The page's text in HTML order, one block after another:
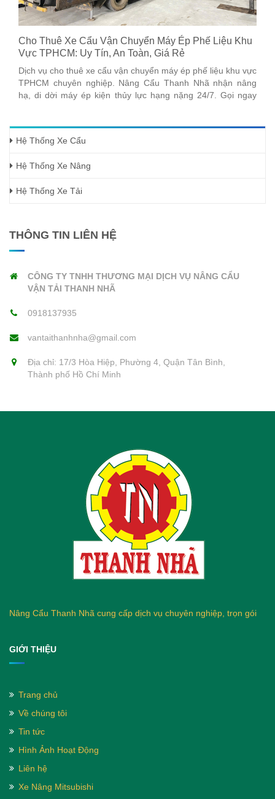
Cho Thuê Xe Cẩu Vận Chuyển Máy Ép Phế Liệu Khu
Vực TPHCM: Uy Tín, An Toàn, Giá Rẻ
Dịch vụ cho thuê xe cẩu vận chuyển máy ép phế liệu khu vực
TPHCM chuyên nghiệp. Nâng Cẩu Thanh Nhã nhận nâng
hạ, di dời máy ép kiện thủy lực hạng nặng 24/7. Gọi ngay
Hệ Thống Xe Cẩu
Hệ Thống Xe Nâng
Hệ Thống Xe Tải
THÔNG TIN LIÊN HỆ
CÔNG TY TNHH THƯƠNG MẠI DỊCH VỤ NÂNG CẨU
VẬN TẢI THANH NHÃ
0918137935
vantaithanhnha@gmail.com
Địa chỉ: 17/3 Hòa Hiệp, Phường 4, Quận Tân Bình,
Thành phố Hồ Chí Minh
Nâng Cẩu Thanh Nhã cung cấp dịch vụ chuyên nghiệp, trọn gói
GIỚI THIỆU
Trang chủ
Về chúng tôi
Tin tức
Hình Ảnh Hoạt Động
Liên hệ
Xe Nâng Mitsubishi